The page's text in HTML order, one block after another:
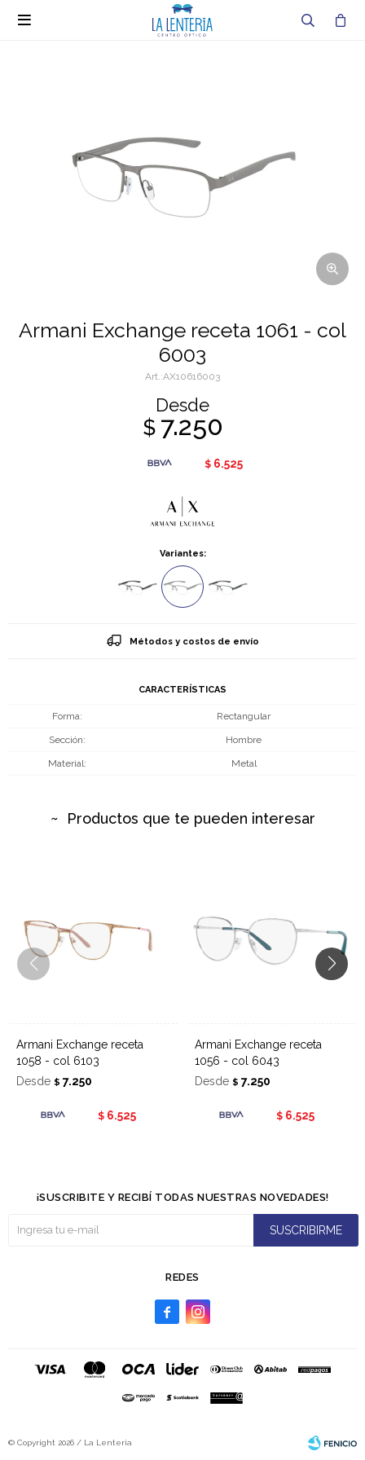

Armani Exchange receta 1061 - col
6003
AX10616003
Desde
$ 7.250
$ 6.525
Variantes:
Métodos y costos de envío
CARACTERÍSTICAS
Forma Rectangular
Sección Hombre
Material Metal
Productos que te pueden interesar
Armani Exchange receta
1058 - col 6103
Desde $ 7.250
$ 6.525
Armani Exchange receta
1056 - col 6043
Desde $ 7.250
$ 6.525
REDES
 
¡SUSCRIBITE Y RECIBÍ TODAS NUESTRAS NOVEDADES!
SUSCRIBIRME
© Copyright 2026 / La Lenteria